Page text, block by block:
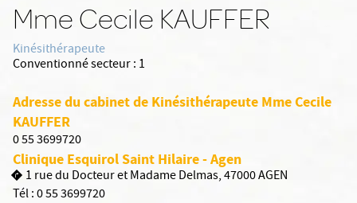
Mme Cecile KAUFFER
Kinésithérapeute
Conventionné secteur : 1
Adresse du cabinet de Kinésithérapeute Mme Cecile
KAUFFER
0 55 3699720
Clinique Esquirol Saint Hilaire - Agen
1 rue du Docteur et Madame Delmas, 47000 AGEN
Tél :0 55 3699720